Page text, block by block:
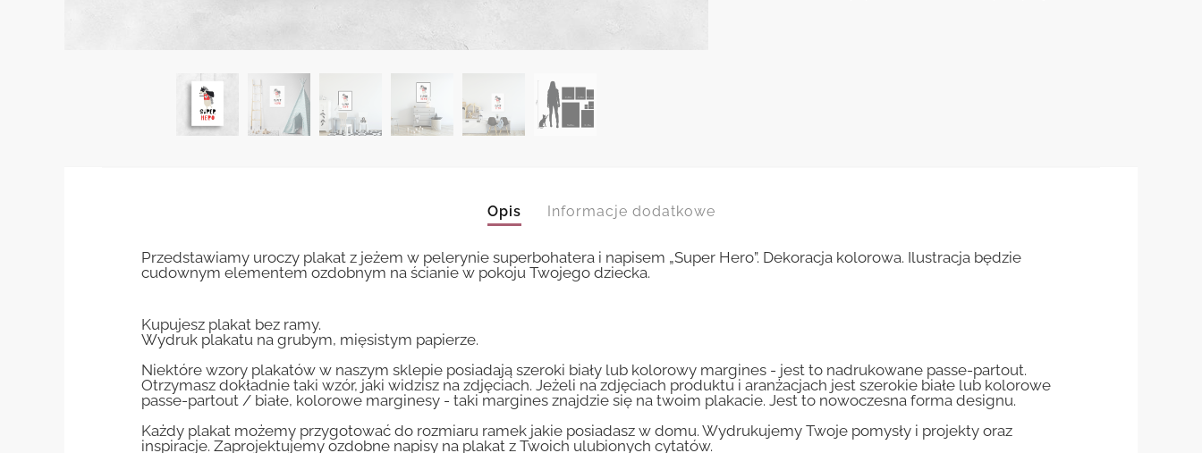
Opis Informacje dodatkowe
Przedstawiamy uroczy plakat z jeżem w pelerynie superbohatera i napisem „Super Hero”. Dekoracja kolorowa. Ilustracja będzie
cudownym elementem ozdobnym na ścianie w pokoju Twojego dziecka.
Kupujesz plakat bez ramy.
Wydruk plakatu na grubym, mięsistym papierze.
Niektóre wzory plakatów w naszym sklepie posiadają szeroki biały lub kolorowy margines - jest to nadrukowane passe-partout.
Otrzymasz dokładnie taki wzór, jaki widzisz na zdjęciach. Jeżeli na zdjęciach produktu i aranżacjach jest szerokie białe lub kolorowe
passe-partout / białe, kolorowe marginesy - taki margines znajdzie się na twoim plakacie. Jest to nowoczesna forma designu.
Każdy plakat możemy przygotować do rozmiaru ramek jakie posiadasz w domu. Wydrukujemy Twoje pomysły i projekty oraz
inspiracje. Zaprojektujemy ozdobne napisy na plakat z Twoich ulubionych cytatów.